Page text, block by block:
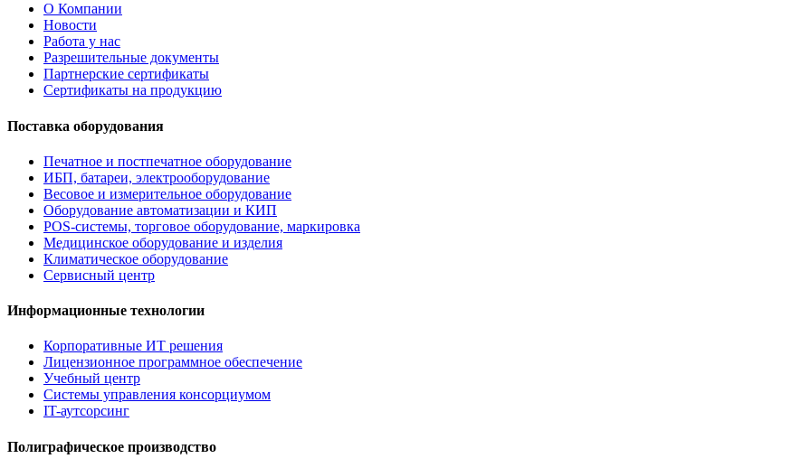
О Компании
Новости
Работа у нас
Разрешительные документы
Партнерские сертификаты
Сертификаты на продукцию
Поставка оборудования
Печатное и постпечатное оборудование
ИБП, батареи, электрооборудование
Весовое и измерительное оборудование
Оборудование автоматизации и КИП
POS-системы, торговое оборудование, маркировка
Медицинское оборудование и изделия
Климатическое оборудование
Сервисный центр
Информационные технологии
Корпоративные ИТ решения
Лицензионное программное обеспечение
Учебный центр
Системы управления консорциумом
IT-аутсорсинг
Полиграфическое производство